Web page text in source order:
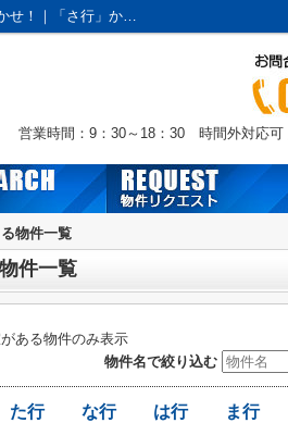
物件一覧｜本厚木・海老名・伊勢原の賃貸情報なら株式会社ネクステージへおまかせ！｜「さ行」から始まる物件一覧
営業時間：9：30～18：30 時間外対応可
物件一覧
件一覧
ある物件のみ表示
物件名で絞り込む
た行 な行 は行 ま行